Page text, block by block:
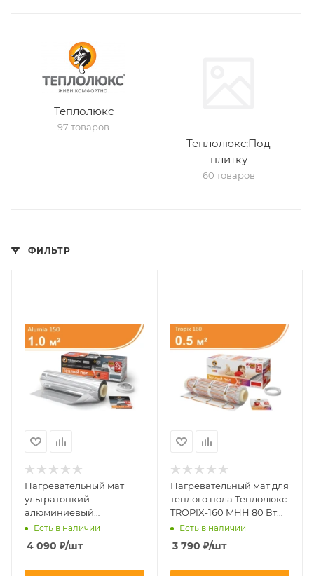
Теплолюкс
97 товаров
Теплолюкс;Под
плитку
60 товаров
ФИЛЬТР
Нагревательный мат
ультратонкий
алюминиевый
Теплолюкс Alumia 150 Вт
Есть в наличии
4 090 ₽/шт
Нагревательный мат для
теплого пола Теплолюкс
TROPIX-160 MHH 80 Вт
0.5 кв.м
Есть в наличии
3 790 ₽/шт